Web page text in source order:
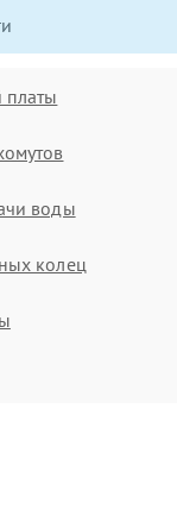
платы
воды
колец